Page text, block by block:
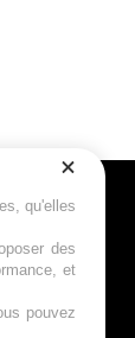
qu'elles
des
et
pouvez